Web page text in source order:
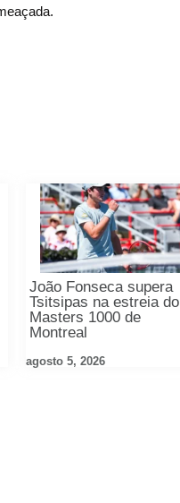
João Fonseca supera
Tsitsipas na estreia do
Masters 1000 de
Montreal
agosto 5, 2026